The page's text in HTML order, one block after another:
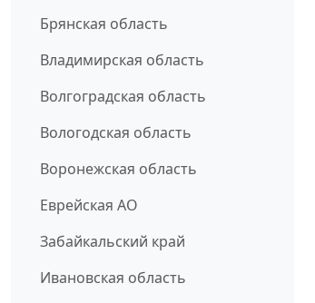
Брянская область
Владимирская область
Волгоградская область
Вологодская область
Воронежская область
Еврейская АО
Забайкальский край
Ивановская область